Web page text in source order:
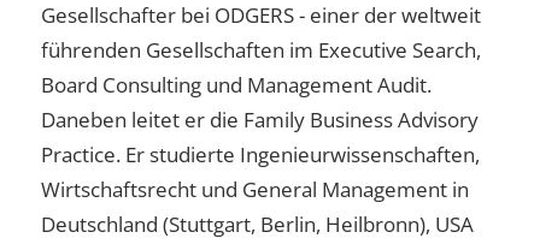
Gesellschafter bei ODGERS - einer der weltweit
führenden Gesellschaften im Executive Search,
Board Consulting und Management Audit.
Daneben leitet er die Family Business Advisory
Practice. Er studierte Ingenieurwissenschaften,
Wirtschaftsrecht und General Management in
Deutschland (Stuttgart, Berlin, Heilbronn), USA